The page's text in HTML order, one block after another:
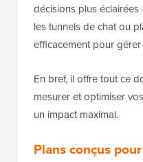
décisions plus
les tunnels de chat ou
efficacement pour
En bref, il offre tout ce
mesurer et optimiser
un impact maximal.
Plans conçus